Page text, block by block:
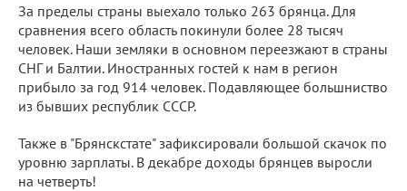
За пределы страны выехало только 263 брянца. Для
сравнения всего область покинули более 28 тысяч
человек. Наши земляки в основном переезжают в страны
СНГ и Балтии. Иностранных гостей к нам в регион
прибыло за год 914 человек. Подавляющее большниство
из бывших республик СССР.
Также в "Брянскстате" зафиксировали большой скачок по
уровню зарплаты. В декабре доходы брянцев выросли
на четверть!